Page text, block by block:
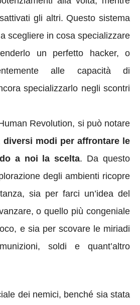
gli altri. Questo sistema
scegliere in cosa specializzare
un perfetto hacker, o
alle capacità di
specializzarlo negli scontri
Revolution, si può notare
diversi modi per affrontare le
a noi la scelta. Da questo
degli ambienti ricopre
sia per farci un’idea del
o quello più congeniale
e sia per scovare le miriadi
soldi e quant’altro
dei nemici, benché sia stata